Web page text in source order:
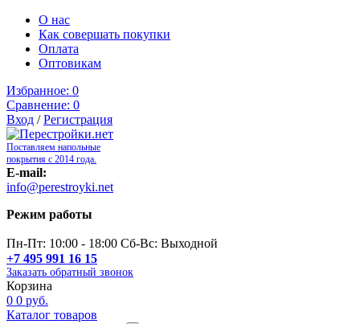
О нас
Как совершать покупки
Оплата
Оптовикам
Избранное: 0
Сравнение: 0
Вход /Регистрация
Поставляем напольные
покрытия с 2014 года.
E-mail:
info@perestroyki.net
Режим работы
Пн-Пт: 10:00 - 18:00 Сб-Вс: Выходной
+7 495 991 16 15
Заказать обратный звонок
Корзина
0 0 руб.
Каталог товаров